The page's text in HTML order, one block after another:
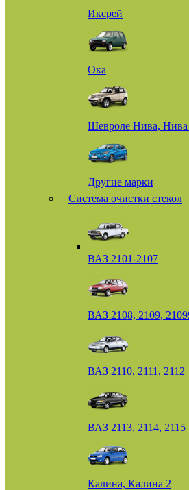
Иксрей
Ока
Шевроле Нива, Нива
Другие марки
Система очистки стекол
ВАЗ 2101-2107
ВАЗ 2108, 2109,
ВАЗ 2110, 2111, 2112
ВАЗ 2113, 2114, 2115
Калина, Калина 2